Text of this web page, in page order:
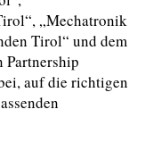
„Mechatronik
Tirol“ und dem
Partnership
auf die richtigen